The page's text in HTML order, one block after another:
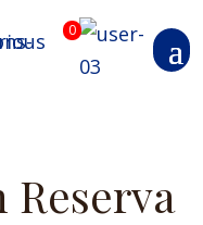
0
Reserva